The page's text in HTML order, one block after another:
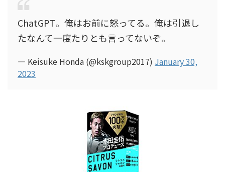
ChatGPT。俺はお前に怒ってる。俺は引退し
たなんて一度たりとも言ってないぞ。
— Keisuke Honda (@kskgroup2017) January 30,
2023